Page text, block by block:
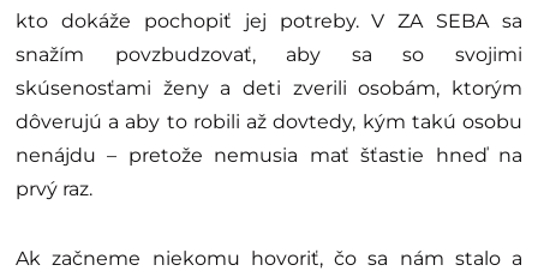
kto dokáže pochopiť jej potreby. V ZA SEBA sa
snažím povzbudzovať, aby sa so svojimi
skúsenosťami ženy a deti zverili osobám, ktorým
dôverujú a aby to robili až dovtedy, kým takú osobu
nenájdu – pretože nemusia mať šťastie hneď na
prvý raz.
Ak začneme niekomu hovoriť, čo sa nám stalo a